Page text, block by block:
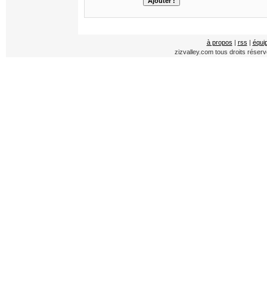
à propos | rss |
zizvalley.com tous droits